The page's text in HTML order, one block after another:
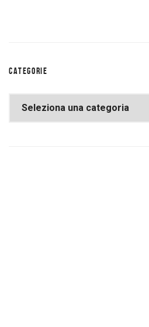
CATEGORIE